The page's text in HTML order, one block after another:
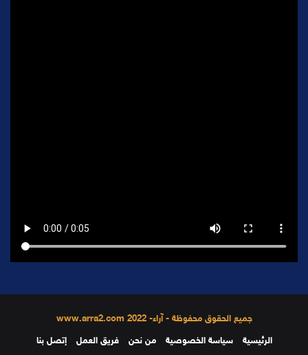
جميع الحقوق محفوظة - آراء- 2022 www.arra2.com
الرئيسية
سياسة الخصوصية من نحن فريق العمل إتصل بنا